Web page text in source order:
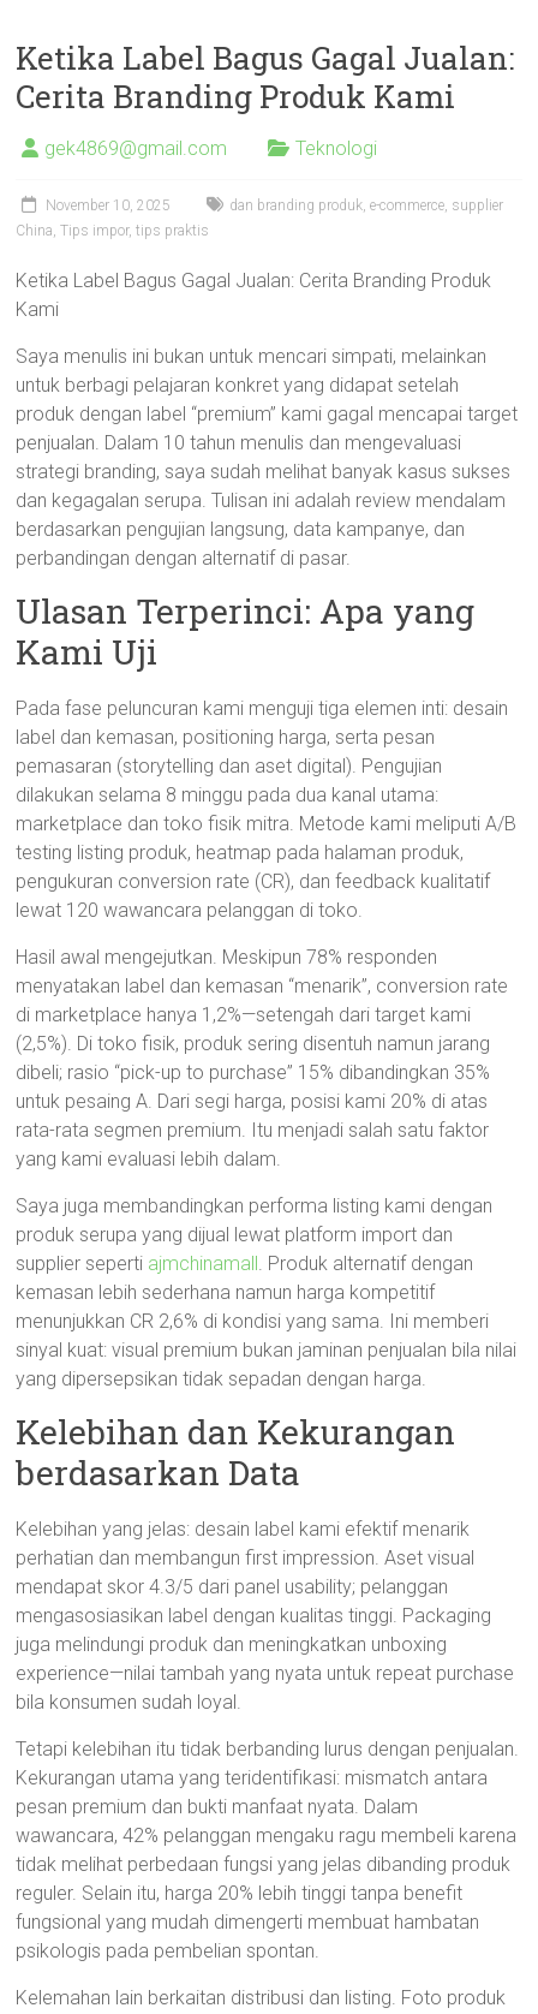
Ketika Label Bagus Gagal Jualan:
Cerita Branding Produk Kami
gek4869@gmail.com Teknologi
November 10, 2025 dan branding produk,e-commerce, supplier
China,Tips impor,tips praktis
Ketika Label Bagus Gagal Jualan: Cerita Branding Produk
Kami
Saya menulis ini bukan untuk mencari simpati, melainkan
untuk berbagi pelajaran konkret yang didapat setelah
produk dengan label “premium” kami gagal mencapai target
penjualan. Dalam 10 tahun menulis dan mengevaluasi
strategi branding, saya sudah melihat banyak kasus sukses
dan kegagalan serupa. Tulisan ini adalah review mendalam
berdasarkan pengujian langsung, data kampanye, dan
perbandingan dengan alternatif di pasar.
Ulasan Terperinci: Apa yang
Kami Uji
Pada fase peluncuran kami menguji tiga elemen inti: desain
label dan kemasan, positioning harga, serta pesan
pemasaran (storytelling dan aset digital). Pengujian
dilakukan selama 8 minggu pada dua kanal utama:
marketplace dan toko fisik mitra. Metode kami meliputi A/B
testing listing produk, heatmap pada halaman produk,
pengukuran conversion rate (CR), dan feedback kualitatif
lewat 120 wawancara pelanggan di toko.
Hasil awal mengejutkan. Meskipun 78% responden
menyatakan label dan kemasan “menarik”, conversion rate
di marketplace hanya 1,2%—setengah dari target kami
(2,5%). Di toko fisik, produk sering disentuh namun jarang
dibeli; rasio “pick-up to purchase” 15% dibandingkan 35%
untuk pesaing A. Dari segi harga, posisi kami 20% di atas
rata-rata segmen premium. Itu menjadi salah satu faktor
yang kami evaluasi lebih dalam.
Saya juga membandingkan performa listing kami dengan
produk serupa yang dijual lewat platform import dan
supplier seperti ajmchinamall. Produk alternatif dengan
kemasan lebih sederhana namun harga kompetitif
menunjukkan CR 2,6% di kondisi yang sama. Ini memberi
sinyal kuat: visual premium bukan jaminan penjualan bila nilai
yang dipersepsikan tidak sepadan dengan harga.
Kelebihan dan Kekurangan
berdasarkan Data
Kelebihan yang jelas: desain label kami efektif menarik
perhatian dan membangun first impression. Aset visual
mendapat skor 4.3/5 dari panel usability; pelanggan
mengasosiasikan label dengan kualitas tinggi. Packaging
juga melindungi produk dan meningkatkan unboxing
experience—nilai tambah yang nyata untuk repeat purchase
bila konsumen sudah loyal.
Tetapi kelebihan itu tidak berbanding lurus dengan penjualan.
Kekurangan utama yang teridentifikasi: mismatch antara
pesan premium dan bukti manfaat nyata. Dalam
wawancara, 42% pelanggan mengaku ragu membeli karena
tidak melihat perbedaan fungsi yang jelas dibanding produk
reguler. Selain itu, harga 20% lebih tinggi tanpa benefit
fungsional yang mudah dimengerti membuat hambatan
psikologis pada pembelian spontan.
Kelemahan lain berkaitan distribusi dan listing. Foto produk